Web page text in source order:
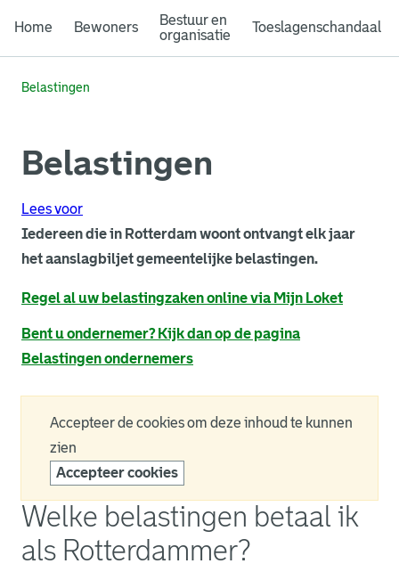
Home Bewoners
Bestuur en
organisatie
Toeslagenschandaal
Belastingen
Belastingen
Lees voor
Iedereen die in Rotterdam woont ontvangt elk jaar
het aanslagbiljet gemeentelijke belastingen.
Regel al uw belastingzaken online via Mijn Loket
. Link opent een externe pagina in een nieuw
Bent u ondernemer? Kijk dan op de pagina
Belastingen ondernemers
Accepteer de cookies om deze inhoud te kunnen
zien
Accepteer cookies
Welke belastingen betaal ik
als Rotterdammer?